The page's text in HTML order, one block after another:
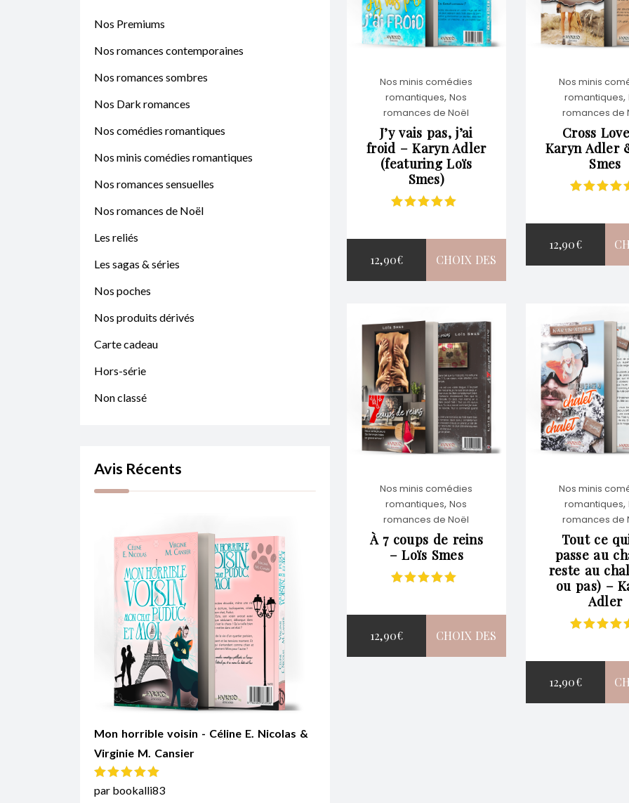
Nos minis comédies
romantiques,Nos
romances de Noël
J’y vais pas, j’ai
froid – Karyn Adler
(featuring Loïs
Smes)
12,90€ CHOIX DES
CE
PRODUIT
A
VARIATIONS.
PEUVENT
Nos minis
romantiques,
romances de
Cross
Karyn Adler
Smes
12,90€
Nos minis comédies
romantiques,Nos
romances de Noël
À 7 coups de reins
– Loïs Smes
12,90€ CHOIX DES
Nos minis
romantiques,
romances de
Tout ce
passe au
reste au
ou pas) –
Adler
12,90€
Nos Premiums
Nos romances contemporaines
Nos romances sombres
Nos Dark romances
Nos comédies romantiques
Nos minis comédies romantiques
Nos romances sensuelles
Nos romances de Noël
Les reliés
Les sagas & séries
Nos poches
Nos produits dérivés
Carte cadeau
Hors-série
Non classé
Avis Récents
Mon horrible voisin - Céline E. Nicolas &
Virginie M. Cansier
Note5sur 5
par bookalli83